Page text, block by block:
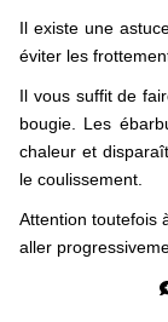
Il existe une
éviter les
Il vous suffit de
bougie. Les
chaleur et
le coulissement.
Attention toutefois
aller